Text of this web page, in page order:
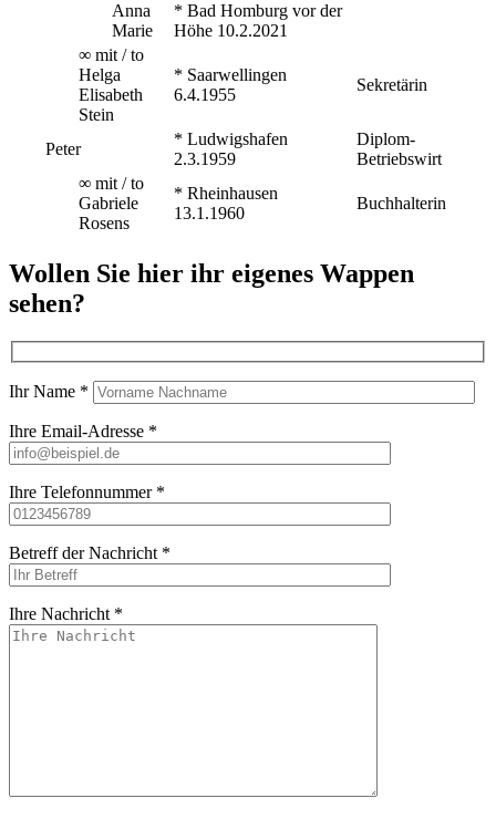
Anna
Marie
* Bad Homburg vor der
Höhe 10.2.2021
∞ mit / to
Helga
Elisabeth
Stein
* Saarwellingen
6.4.1955
Sekretärin
Peter
* Ludwigshafen
2.3.1959
Diplom-
Betriebswirt
∞ mit / to
Gabriele
Rosens
* Rheinhausen
13.1.1960
Buchhalterin
Wollen Sie hier ihr eigenes Wappen
sehen?
Ihr Name *
Ihre Email-Adresse *
Ihre Telefonnummer *
Betreff der Nachricht *
Ihre Nachricht *